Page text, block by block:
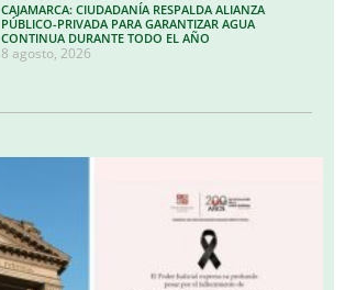
CAJAMARCA: CIUDADANÍA RESPALDA ALIANZA
PÚBLICO-PRIVADA PARA GARANTIZAR AGUA
CONTINUA DURANTE TODO EL AÑO
8 agosto, 2026